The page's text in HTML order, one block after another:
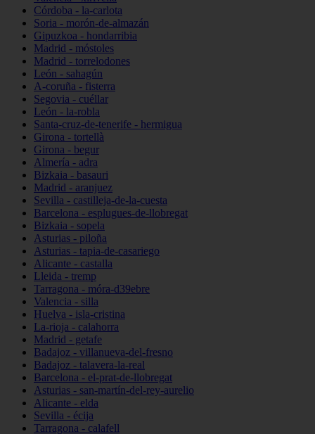
Córdoba - la-carlota
Soria - morón-de-almazán
Gipuzkoa - hondarribia
Madrid - móstoles
Madrid - torrelodones
León - sahagún
A-coruña - fisterra
Segovia - cuéllar
León - la-robla
Santa-cruz-de-tenerife - hermigua
Girona - tortellà
Girona - begur
Almería - adra
Bizkaia - basauri
Madrid - aranjuez
Sevilla - castilleja-de-la-cuesta
Barcelona - esplugues-de-llobregat
Bizkaia - sopela
Asturias - piloña
Asturias - tapia-de-casariego
Alicante - castalla
Lleida - tremp
Tarragona - móra-d39ebre
Valencia - silla
Huelva - isla-cristina
La-rioja - calahorra
Madrid - getafe
Badajoz - villanueva-del-fresno
Badajoz - talavera-la-real
Barcelona - el-prat-de-llobregat
Asturias - san-martín-del-rey-aurelio
Alicante - elda
Sevilla - écija
Tarragona - calafell